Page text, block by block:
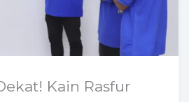
Kain Rasfur